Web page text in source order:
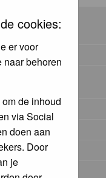
cookies:
er voor
naar behoren
de inhoud
via Social
doen aan
Door
je